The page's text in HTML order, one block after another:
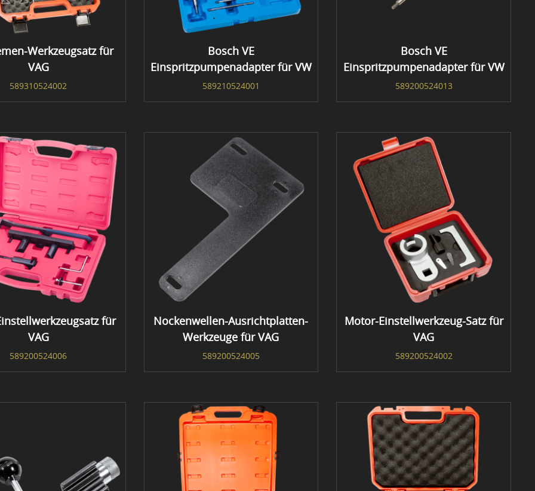
Werkzeugsatz für
VAG
589310524002
Bosch VE
Einspritzpumpenadapter für VW
589210524001
Bosch VE
Einspritzpumpenadapter für VW
589200524013
für
VAG
589200524006
Nockenwellen-Ausrichtplatten-
Werkzeuge für VAG
589200524005
Motor-Einstellwerkzeug-Satz für
VAG
589200524002